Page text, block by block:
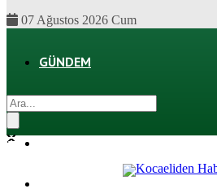
07 Ağustos 2026 Cum
GÜNDEM